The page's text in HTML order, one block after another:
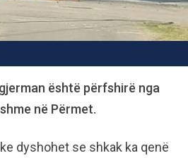
është përfshirë nga
në Përmet.
dyshohet se shkak ka qenë